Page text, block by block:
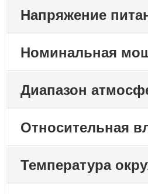
Напряжение
Номинальная
Диапазон
Относительная
Температура